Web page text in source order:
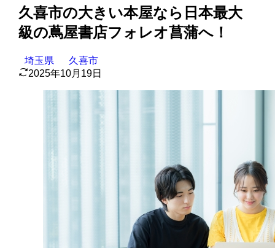
久喜市の大きい本屋なら日本最大
級の蔦屋書店フォレオ菖蒲へ！
埼玉県
久喜市
2025年10月19日